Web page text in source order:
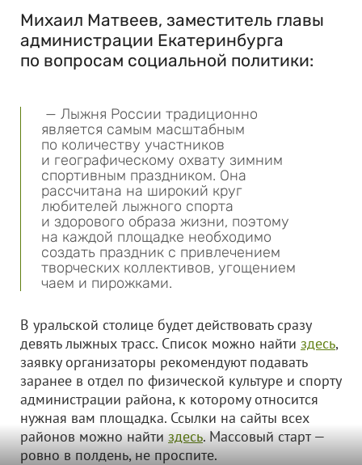
Михаил Матвеев, заместитель главы
администрации Екатеринбурга
по вопросам социальной политики:
— Лыжня России традиционно
является самым масштабным
по количеству участников
и географическому охвату зимним
спортивным праздником. Она
рассчитана на широкий круг
любителей лыжного спорта
и здорового образа жизни, поэтому
на каждой площадке необходимо
создать праздник с привлечением
творческих коллективов, угощением
чаем и пирожками.
В уральской столице будет действовать сразу
девять лыжных трасс. Список можно найти здесь,
заявку организаторы рекомендуют подавать
заранее в отдел по физической культуре и спорту
администрации района, к которому относится
нужная вам площадка. Ссылки на сайты всех
районов можно найтиздесь. Массовый старт —
ровно в полдень, не проспите.